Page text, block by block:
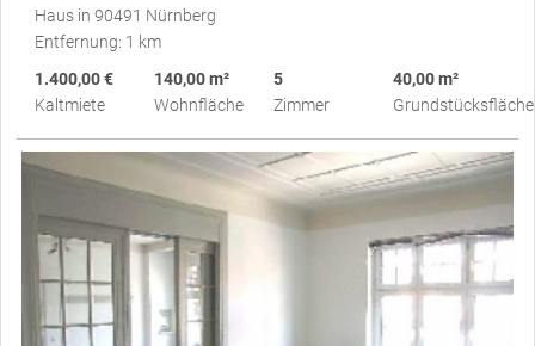
Haus in 90491 Nürnberg
Entfernung: 1 km
1.400,00 €
Kaltmiete
140,00 m²
Wohnfläche
5
Zimmer
40,00 m²
Grundstücksfläche